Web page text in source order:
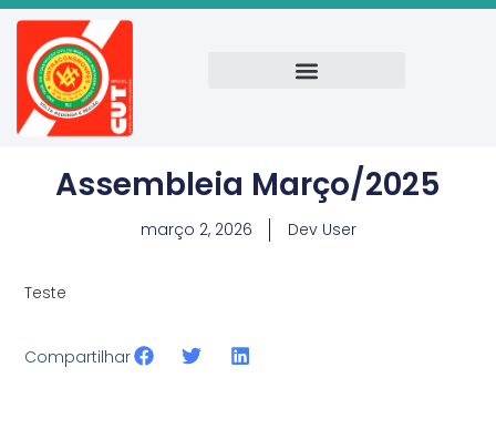
Assembleia Março/2025
março 2, 2026 Dev User
Teste
Compartilhar